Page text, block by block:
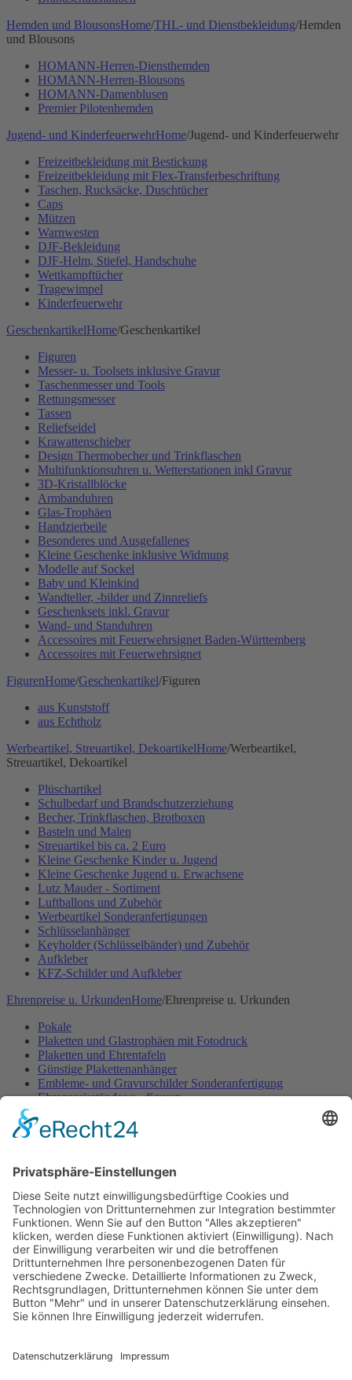
Hemden und BlousonsHome/THL- und Dienstbekleidung/Hemden
und Blousons
HOMANN-Herren-Diensthemden
HOMANN-Herren-Blousons
HOMANN-Damenblusen
Premier Pilotenhemden
Jugend- und KinderfeuerwehrHome/Jugend- und Kinderfeuerwehr
Freizeitbekleidung mit Bestickung
Freizeitbekleidung mit Flex-Transferbeschriftung
Taschen, Rucksäcke, Duschtücher
Caps
Mützen
Warnwesten
DJF-Bekleidung
DJF-Helm, Stiefel, Handschuhe
Wettkampftücher
Tragewimpel
Kinderfeuerwehr
GeschenkartikelHome/Geschenkartikel
Figuren
Messer- u. Toolsets inklusive Gravur
Taschenmesser und Tools
Rettungsmesser
Tassen
Reliefseidel
Krawattenschieber
Design Thermobecher und Trinkflaschen
Multifunktionsuhren u. Wetterstationen inkl Gravur
3D-Kristallblöcke
Armbanduhren
Glas-Trophäen
Handzierbeile
Besonderes und Ausgefallenes
Kleine Geschenke inklusive Widmung
Modelle auf Sockel
Baby und Kleinkind
Wandteller, -bilder und Zinnreliefs
Geschenksets inkl. Gravur
Wand- und Standuhren
Accessoires mit Feuerwehrsignet Baden-Württemberg
Accessoires mit Feuerwehrsignet
FigurenHome/Geschenkartikel/Figuren
aus Kunststoff
aus Echtholz
Werbeartikel, Streuartikel, DekoartikelHome/Werbeartikel,
Streuartikel, Dekoartikel
Plüschartikel
Schulbedarf und Brandschutzerziehung
Becher, Trinkflaschen, Brotboxen
Basteln und Malen
Streuartikel bis ca. 2 Euro
Kleine Geschenke Kinder u. Jugend
Kleine Geschenke Jugend u. Erwachsene
Lutz Mauder - Sortiment
Luftballons und Zubehör
Werbeartikel Sonderanfertigungen
Schlüsselanhänger
Keyholder (Schlüsselbänder) und Zubehör
Aufkleber
KFZ-Schilder und Aufkleber
Ehrenpreise u. UrkundenHome/Ehrenpreise u. Urkunden
Pokale
Plaketten und Glastrophäen mit Fotodruck
Plaketten und Ehrentafeln
Günstige Plakettenanhänger
Embleme- und Gravurschilder Sonderanfertigung
Ehrenpreisständer u. -figuren
Urkunden Feuerwehr
Urkunden Musik
Urkundenmappen und -rahmen
PokaleHome Ehrenpreise u. Urkunden/Pokale
Pokalserie Tosca
FestartikelHome/Festartikel
Zubehör für Spendendosen
Glückwunschkarten und Geschenkpapier
Eintritts- u. Festabzeichen
Dekorationen